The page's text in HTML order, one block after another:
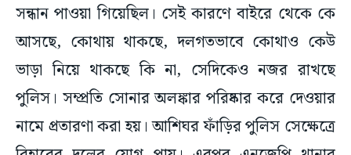
সন্ধান পাওয়া গিয়েছিল। সেই কারণে বাইরে থেকে কে
আসছে, কোথায় থাকছে, দলগতভাবে কোথাও কেউ
ভাড়া নিয়ে থাকছে কি না, সেদিকেও নজর রাখছে
পুলিস। সম্প্রতি সোনার অলঙ্কার পরিষ্কার করে দেওয়ার
নামে প্রতারণা করা হয়। আশিঘর ফাঁড়ির পুলিস সেক্ষেত্রে